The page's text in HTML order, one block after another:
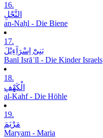
16.
النَّحْلِ
an-Naḥl - Die Biene
17.
بَنِیْٓ اِسْرَآءِیْلَ
Banī Isrāʾīl - Die Kinder Israels
18.
الْکَھْفِ
al-Kahf - Die Höhle
19.
مَرْیَمَ
Maryam - Maria